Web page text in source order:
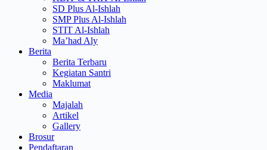
SD Plus Al-Ishlah
SMP Plus Al-Ishlah
STIT Al-Ishlah
Ma’had Aly
Berita
Berita Terbaru
Kegiatan Santri
Maklumat
Media
Majalah
Artikel
Gallery
Brosur
Pendaftaran